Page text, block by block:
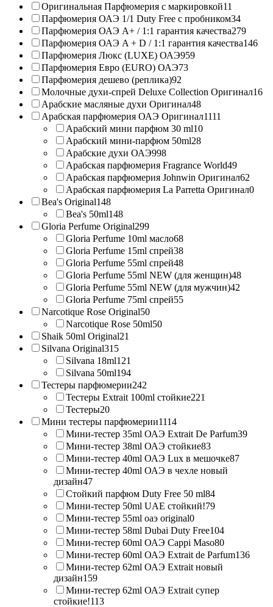
Оригинальная Парфюмерия с маркировкой11
Парфюмерия ОАЭ 1/1 Duty Free с пробником34
Парфюмерия ОАЭ A+ / 1:1 гарантия качества279
Парфюмерия ОАЭ A + D / 1:1 гарантия качества146
Парфюмерия Люкс (LUXE) ОАЭ959
Парфюмерия Евро (EURO) ОАЭ73
Парфюмерия дешево (реплика)92
Молочные духи-спрей Deluxe Collection Оригинал16
Арабские масляные духи Оригинал48
Арабская парфюмерия ОАЭ Оригинал1111
Арабский мини парфюм 30 ml10
Арабский мини-парфюм 50ml28
Арабские духи ОАЭ998
Арабская парфюмерия Fragrance World49
Арабская парфюмерия Johnwin Оригинал62
Арабская парфюмерия La Parretta Оригинал0
Bea's Original148
Bea's 50ml148
Gloria Perfume Original299
Gloria Perfume 10ml масло68
Gloria Perfume 15ml спрей38
Gloria Perfume 55ml спрей48
Gloria Perfume 55ml NEW (для женщин)48
Gloria Perfume 55ml NEW (для мужчин)42
Gloria Perfume 75ml спрей55
Narcotique Rose Original50
Narcotique Rose 50ml50
Shaik 50ml Original21
Silvana Original315
Silvana 18ml121
Silvana 50ml194
Тестеры парфюмерии242
Тестеры Extrait 100ml стойкие221
Тестеры20
Мини тестеры парфюмерии1114
Мини-тестер 35ml ОАЭ Extrait De Parfum39
Мини-тестер 38ml ОАЭ стойкие83
Мини-тестер 40ml ОАЭ Lux в мешочке87
Мини-тестер 40ml ОАЭ в чехле новый
дизайн47
Стойкий парфюм Duty Free 50 ml84
Мини-тестер 50ml UAE стойкий!79
Мини-тестер 55ml оаэ original0
Мини-тестер 58ml Dubai Duty Free104
Мини-тестер 60ml ОАЭ Cappi Maso80
Мини-тестер 60ml ОАЭ Extrait de Parfum136
Мини-тестер 62ml ОАЭ Extrait новый
дизайн159
Мини-тестер 62ml ОАЭ Extrait супер
стойкие!113